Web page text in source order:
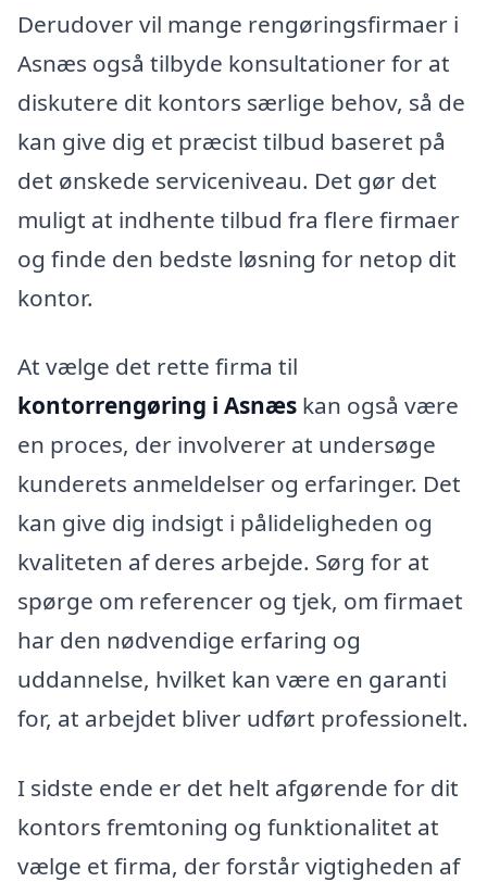
Derudover vil mange rengøringsfirmaer i
Asnæs også tilbyde konsultationer for at
diskutere dit kontors særlige behov, så de
kan give dig et præcist tilbud baseret på
det ønskede serviceniveau. Det gør det
muligt at indhente tilbud fra flere firmaer
og finde den bedste løsning for netop dit
kontor.
At vælge det rette firma til
kontorrengøring i Asnæs kan også være
en proces, der involverer at undersøge
kunderets anmeldelser og erfaringer. Det
kan give dig indsigt i pålideligheden og
kvaliteten af deres arbejde. Sørg for at
spørge om referencer og tjek, om firmaet
har den nødvendige erfaring og
uddannelse, hvilket kan være en garanti
for, at arbejdet bliver udført professionelt.
I sidste ende er det helt afgørende for dit
kontors fremtoning og funktionalitet at
vælge et firma, der forstår vigtigheden af